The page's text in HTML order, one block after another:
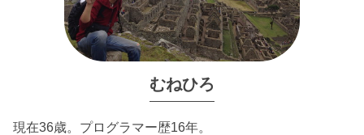
むねひろ
現在36歳。プログラマー歴16年。